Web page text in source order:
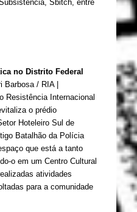
Sbitch, entre
Barbosa / RIA |
Resistência Internacional
o prédio
Hoteleiro Sul de
Batalhão da Polícia
que está a tanto
o em um Centro Cultural
atividades
para a comunidade